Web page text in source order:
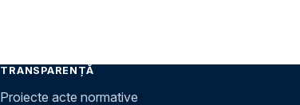
TRANSPARENȚĂ
Proiecte acte normative